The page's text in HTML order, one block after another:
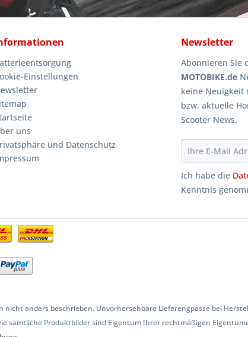
Einstellungen
uns
und Datenschutz
Newsletter
Abonnieren Sie
MOTOBIKE.de
keine Neuigkeit
bzw. aktuelle
Scooter News.
Ich habe die
Kenntnis
nicht anders beschrieben. Unvorhersehbare Lieferengpässe bei
sämtliche Produktbilder sind Eigentum Ihrer rechtmäßigen